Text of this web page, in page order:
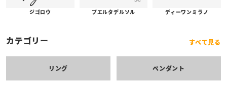
ジゴロウ プエルタデルソル ディーワンミラノ
カテゴリー すべて見る
リング ペンダント